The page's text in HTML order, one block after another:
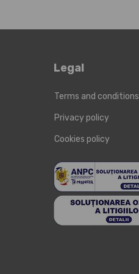
Legal
Terms and conditions
Privacy policy
Cookies policy